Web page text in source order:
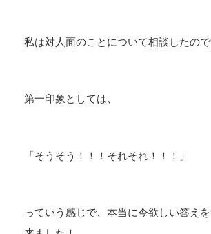
私は対人面のことについて相談したの
第一印象としては、
「そうそう！！！それそれ！！！」
っていう感じで、本当に今欲しい答え